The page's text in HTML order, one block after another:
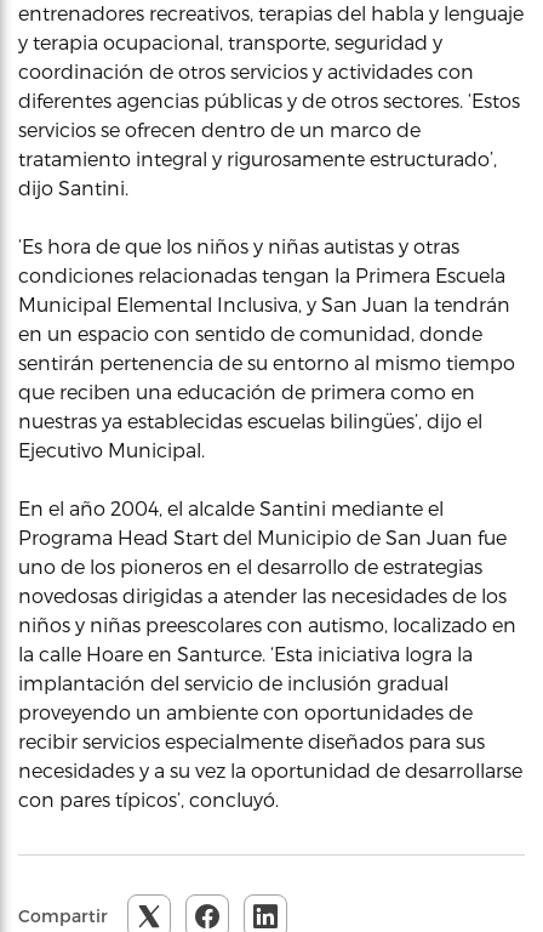
entrenadores recreativos, terapias del habla y lenguaje
y terapia ocupacional, transporte, seguridad y
coordinación de otros servicios y actividades con
diferentes agencias públicas y de otros sectores. ‘Estos
servicios se ofrecen dentro de un marco de
tratamiento integral y rigurosamente estructurado’,
dijo Santini.
‘Es hora de que los niños y niñas autistas y otras
condiciones relacionadas tengan la Primera Escuela
Municipal Elemental Inclusiva, y San Juan la tendrán
en un espacio con sentido de comunidad, donde
sentirán pertenencia de su entorno al mismo tiempo
que reciben una educación de primera como en
nuestras ya establecidas escuelas bilingües’, dijo el
Ejecutivo Municipal.
En el año 2004, el alcalde Santini mediante el
Programa Head Start del Municipio de San Juan fue
uno de los pioneros en el desarrollo de estrategias
novedosas dirigidas a atender las necesidades de los
niños y niñas preescolares con autismo, localizado en
la calle Hoare en Santurce. ‘Esta iniciativa logra la
implantación del servicio de inclusión gradual
proveyendo un ambiente con oportunidades de
recibir servicios especialmente diseñados para sus
necesidades y a su vez la oportunidad de desarrollarse
con pares típicos’, concluyó.
Compartir